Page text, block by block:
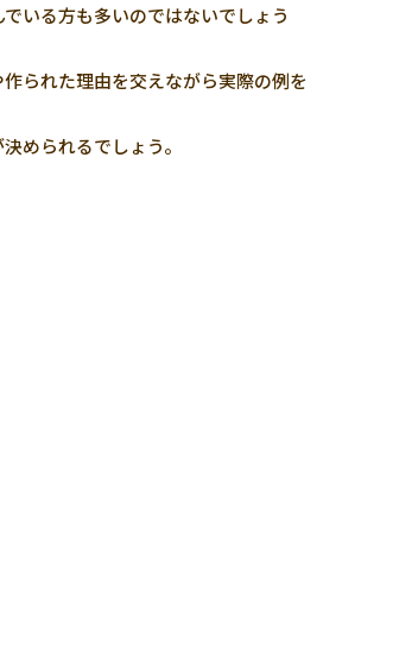
いる方も多いのではないでしょう
られた理由を交えながら実際の例を
められるでしょう。